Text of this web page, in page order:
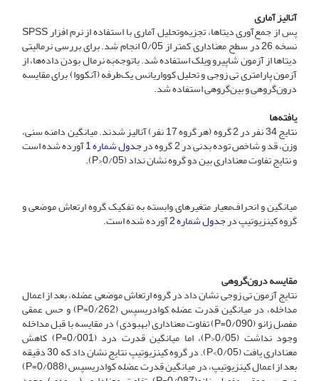
آنالیز آماری
پس از جمع‌آوری دیتاها، تجزیه‌و‌تحلیل آماری با استفاده از نرم افزار SPSS
نسخه 26 در سطح معناداری کمتر از 0/05 انجام شد. برای بررسی نرمالیتی
دیتاها از آزمون شاپیرو ویلک استفاده شد. با‌توجه‌به نرمال بودن داده‌ها، از
آزمون پارامتری تی زوجی و تحلیل کوواریانس یک‌طرفه (آنکووا) برای مقایسه
درون‌گروهی و بین‌گروهی استفاده شد.
یافته‌ها
نتایج 34 نفر در 2 گروه (هر گروه 17 نفر) آنالیز شدند. میانگین دامنه سنی،
وزن، قد و شاخص توده بدنی در 2 گروه در جدول شماره 1 آورده شده است
و نتایج تفاوت معناداری بین دو گروه نشان نداد (P>0/05).
میانگین و انحراف‌معیار متغیرهای وابسته به تفکیک گروه ارتعاش موضعی و
گروه کینزیوتیپ درجدول شماره 2 آورده شده است.
مقایسه درون‌گروهی
نتایج آزمون تی زوجی نشان داد در گروه ارتعاش موضعی عضله، بعد از اعمال
مداخله، در میانگین قدرت عضله کوادریسپس (P=0/262) و حس عمقی
مفصل زانو (P=0/090) تفاوت معناداری (بهبودی) در مقایسه با قبل مداخله
وجود نداشت (P>0/05)، اما میانگین قدرت درد (P=0/001) کاهش
معناداری یافت (P<0/05). در گروه کینزیوتیپ نتایج نشان داد که 30 دقیقه
بعد از اعمال کینزیوتیپ، در میانگین قدرت عضله کوادریسپس (P=0/088)